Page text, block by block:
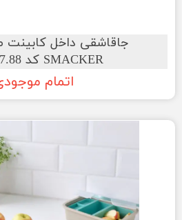
جاقاشقی داخل کابینت
SMACKER کد 902.417.88
اتمام